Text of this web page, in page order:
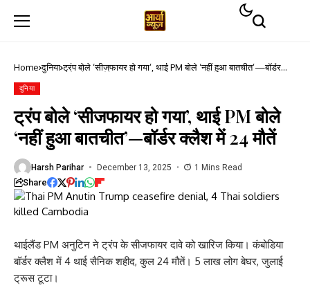
Home दुनिया ट्रंप बोले ‘सीजफायर हो गया’, थाई PM बोले ‘नहीं हुआ बातचीत’—बॉर्डर
दुनिया
ट्रंप बोले ‘सीजफायर हो गया’, थाई PM बोले
‘नहीं हुआ बातचीत’—बॉर्डर क्लैश में 24 मौतें
Harsh Parihar December 13, 2025 1 Mins Read
Share
थाईलैंड PM अनुटिन ने ट्रंप के सीजफायर दावे को खारिज किया। कंबोडिया
बॉर्डर क्लैश में 4 थाई सैनिक शहीद, कुल 24 मौतें। 5 लाख लोग बेघर, जुलाई
ट्रूस टूटा।